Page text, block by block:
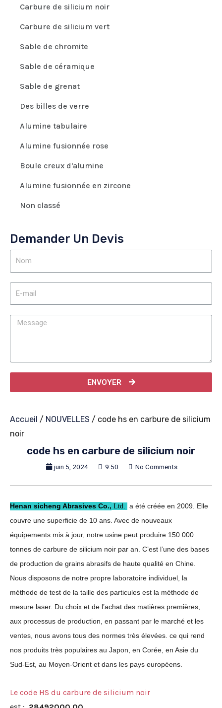
Carbure de silicium noir
Carbure de silicium vert
Sable de chromite
Sable de céramique
Sable de grenat
Des billes de verre
Alumine tabulaire
Alumine fusionnée rose
Boule creux d'alumine
Alumine fusionnée en zircone
Non classé
Demander Un Devis
ENVOYER
Accueil / NOUVELLES / code hs en carbure de silicium
noir
code hs en carbure de silicium noir
juin 5, 2024 9:50 No Comments
Henan sicheng Abrasives Co., Ltd. a été créée en 2009. Elle
couvre une superficie de 10 ans. Avec de nouveaux
équipements mis à jour, notre usine peut produire 150 000
tonnes de carbure de silicium noir par an. C’est l’une des bases
de production de grains abrasifs de haute qualité en Chine.
Nous disposons de notre propre laboratoire individuel, la
méthode de test de la taille des particules est la méthode de
mesure laser. Du choix et de l’achat des matières premières,
aux processus de production, en passant par le marché et les
ventes, nous avons tous des normes très élevées. ce qui rend
nos produits très populaires au Japon, en Corée, en Asie du
Sud-Est, au Moyen-Orient et dans les pays européens.
Le code HS du carbure de silicium noir